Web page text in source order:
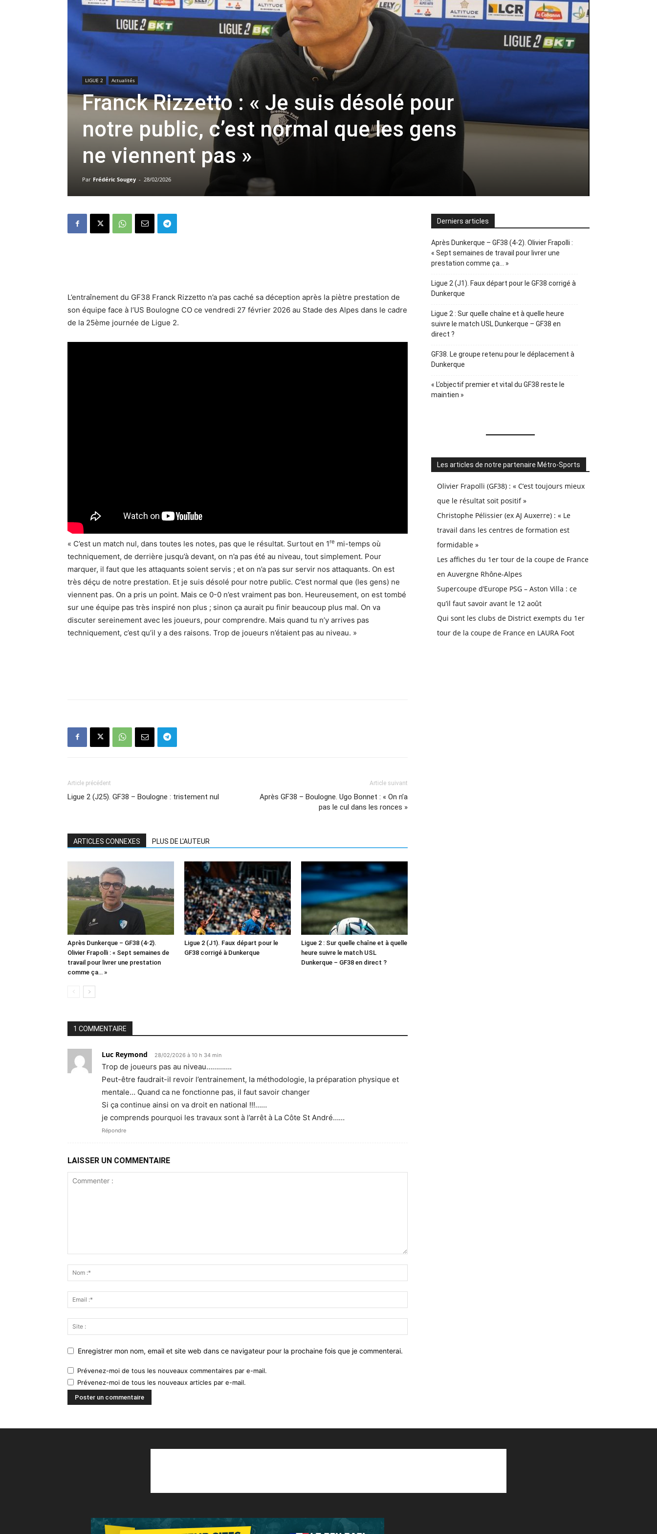
LIGUE 2 Actualités
Franck Rizzetto : « Je suis désolé pour
notre public, c’est normal que les gens
ne viennent pas »
Par Frédéric Sougey - 28/02/2026
L’entraînement du GF38 Franck Rizzetto n’a pas caché sa déception après la piètre prestation de
son équipe face à l’US Boulogne CO ce vendredi 27 février 2026 au Stade des Alpes dans le cadre
de la 25ème journée de Ligue 2.
« C’est un match nul, dans toutes les notes, pas que le résultat. Surtout en 1re mi-temps où
techniquement, de derrière jusqu’à devant, on n’a pas été au niveau, tout simplement. Pour
marquer, il faut que les attaquants soient servis ; et on n’a pas sur servir nos attaquants. On est
très déçu de notre prestation. Et je suis désolé pour notre public. C’est normal que (les gens) ne
viennent pas. On a pris un point. Mais ce 0-0 n’est vraiment pas bon. Heureusement, on est tombé
sur une équipe pas très inspiré non plus ; sinon ça aurait pu finir beaucoup plus mal. On va
discuter sereinement avec les joueurs, pour comprendre. Mais quand tu n’y arrives pas
techniquement, c’est qu’il y a des raisons. Trop de joueurs n’étaient pas au niveau. »
Article précédent
Ligue 2 (J25). GF38 – Boulogne : tristement nul
Article suivant
Après GF38 – Boulogne. Ugo Bonnet : « On n’a
pas le cul dans les ronces »
ARTICLES CONNEXES PLUS DE L'AUTEUR
Après Dunkerque – GF38 (4-2).
Olivier Frapolli : « Sept semaines de
travail pour livrer une prestation
comme ça… »
Ligue 2 (J1). Faux départ pour le
GF38 corrigé à Dunkerque
Ligue 2 : Sur quelle chaîne et à quelle
heure suivre le match USL
Dunkerque – GF38 en direct ?
1 COMMENTAIRE
Luc Reymond 28/02/2026 à 10 h 34 min
Trop de joueurs pas au niveau………….
Peut-être faudrait-il revoir l’entrainement, la méthodologie, la préparation physique et
mentale… Quand ca ne fonctionne pas, il faut savoir changer
Si ça continue ainsi on va droit en national !!!……
je comprends pourquoi les travaux sont à l’arrêt à La Côte St André……
Répondre
LAISSER UN COMMENTAIRE
Enregistrer mon nom, email et site web dans ce navigateur pour la prochaine fois que je commenterai.
Prévenez-moi de tous les nouveaux commentaires par e-mail.
Prévenez-moi de tous les nouveaux articles par e-mail.
Derniers articles
Après Dunkerque – GF38 (4-2). Olivier Frapolli :
« Sept semaines de travail pour livrer une
prestation comme ça… »
Ligue 2 (J1). Faux départ pour le GF38 corrigé à
Dunkerque
Ligue 2 : Sur quelle chaîne et à quelle heure
suivre le match USL Dunkerque – GF38 en
direct ?
GF38. Le groupe retenu pour le déplacement à
Dunkerque
« L’objectif premier et vital du GF38 reste le
maintien »
Les articles de notre partenaire Métro-Sports
Olivier Frapolli (GF38) : « C’est toujours mieux
que le résultat soit positif »
Christophe Pélissier (ex AJ Auxerre) : « Le
travail dans les centres de formation est
formidable »
Les affiches du 1er tour de la coupe de France
en Auvergne Rhône-Alpes
Supercoupe d’Europe PSG – Aston Villa : ce
qu’il faut savoir avant le 12 août
Qui sont les clubs de District exempts du 1er
tour de la coupe de France en LAURA Foot